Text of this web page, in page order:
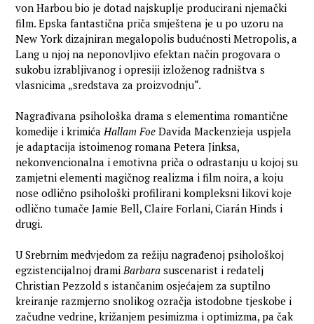
von Harbou bio je dotad najskuplje producirani njemački
film. Epska fantastična priča smještena je u po uzoru na
New York dizajniran megalopolis budućnosti Metropolis, a
Lang u njoj na neponovljivo efektan način progovara o
sukobu izrabljivanog i opresiji izloženog radništva s
vlasnicima „sredstava za proizvodnju“.
Nagrađivana psihološka drama s elementima romantične
komedije i krimićaHallam Foe Davida Mackenzieja uspjela
je adaptacija istoimenog romana Petera Jinksa,
nekonvencionalna i emotivna priča o odrastanju u kojoj su
zamjetni elementi magičnog realizma i film noira, a koju
nose odlično psihološki profilirani kompleksni likovi koje
odlično tumače Jamie Bell, Claire Forlani, Ciarán Hinds i
drugi.
U Srebrnim medvjedom za režiju nagrađenoj psihološkoj
egzistencijalnoj dramiBarbara suscenarist i redatelj
Christian Pezzold s istančanim osjećajem za suptilno
kreiranje razmjerno snolikog ozračja istodobne tjeskobe i
začudne vedrine, križanjem pesimizma i optimizma, pa čak